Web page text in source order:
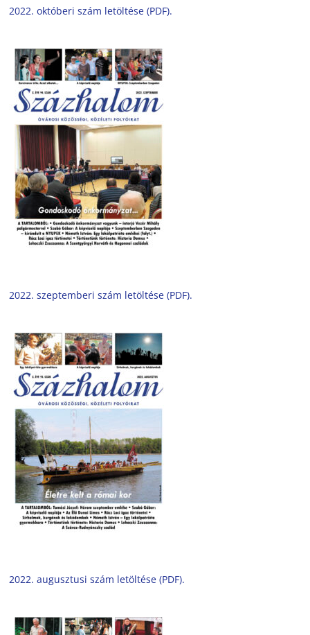
2022. októberi szám letöltése (PDF).
2022. szeptemberi szám letöltése (PDF).
2022. augusztusi szám letöltése (PDF).